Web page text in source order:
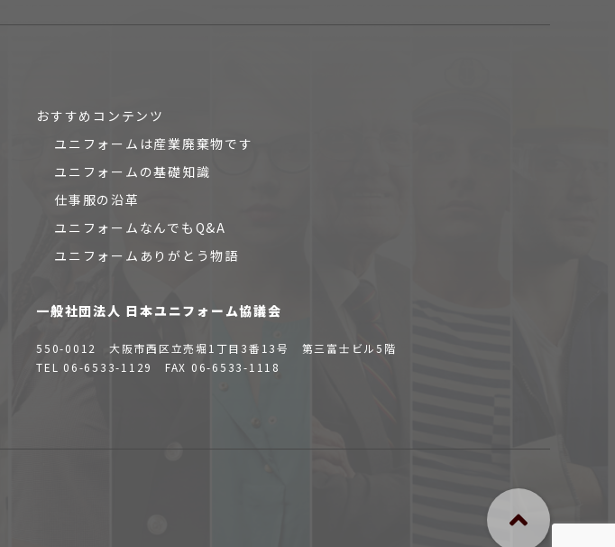
おすすめコンテンツ
ユニフォームは産業廃棄物です
ユニフォームの基礎知識
仕事服の沿革
ユニフォームなんでもQ&A
ユニフォームありがとう物語
一般社団法人 日本ユニフォーム協議会
550-0012 大阪市西区立売堀1丁目3番13号 第三富士ビル5階
TEL 06-6533-1129 FAX 06-6533-1118